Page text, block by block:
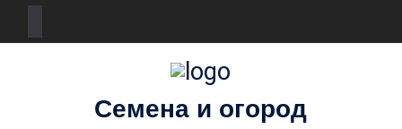
Семена и огород